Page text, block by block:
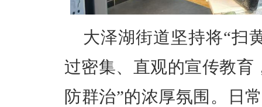
大泽湖街道坚持将“扫
过密集、直观的宣传教育
防群治”的浓厚氛围。日